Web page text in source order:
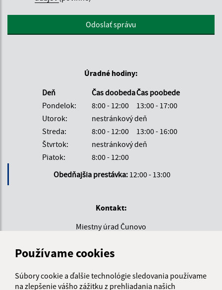
Používame cookies
Súbory cookie a ďalšie technológie sledovania používame
na zlepšenie vášho zážitku z prehliadania našich
Google reCaptcha ResponseOdoslať správu
Úradné hodiny:
Deň
Čas doobedaČas poobede
Pondelok:
8:00 - 12:00
13:00 - 17:00
Utorok:
nestránkový deň
Streda:
8:00 - 12:00
13:00 - 16:00
Štvrtok:
nestránkový deň
Piatok:
8:00 - 12:00
Obedňajšia prestávka: 12:00 - 13:00
Kontakt:
Miestny úrad Čunovo
851 10 Bratislava
miestnyurad@mc-cunovo.sk
+421 903 808 153